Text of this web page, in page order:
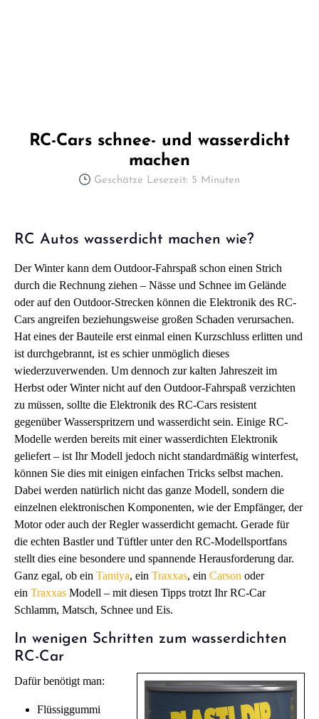
RC-Cars schnee- und wasserdicht
machen
Geschätze Lesezeit: 5 Minuten
RC Autos wasserdicht machen wie?
Der Winter kann dem Outdoor-Fahrspaß schon einen Strich
durch die Rechnung ziehen – Nässe und Schnee im Gelände
oder auf den Outdoor-Strecken können die Elektronik des RC-
Cars angreifen beziehungsweise großen Schaden verursachen.
Hat eines der Bauteile erst einmal einen Kurzschluss erlitten und
ist durchgebrannt, ist es schier unmöglich dieses
wiederzuverwenden. Um dennoch zur kalten Jahreszeit im
Herbst oder Winter nicht auf den Outdoor-Fahrspaß verzichten
zu müssen, sollte die Elektronik des RC-Cars resistent
gegenüber Wasserspritzern und wasserdicht sein. Einige RC-
Modelle werden bereits mit einer wasserdichten Elektronik
geliefert – ist Ihr Modell jedoch nicht standardmäßig winterfest,
können Sie dies mit einigen einfachen Tricks selbst machen.
Dabei werden natürlich nicht das ganze Modell, sondern die
einzelnen elektronischen Komponenten, wie der Empfänger, der
Motor oder auch der Regler wasserdicht gemacht. Gerade für
die echten Bastler und Tüftler unter den RC-Modellsportfans
stellt dies eine besondere und spannende Herausforderung dar.
Ganz egal, ob ein Tamiya, ein Traxxas, ein Carson oder
ein Traxxas Modell – mit diesen Tipps trotzt Ihr RC-Car
Schlamm, Matsch, Schnee und Eis.
In wenigen Schritten zum wasserdichten
RC-Car
Dafür benötigt man:
Flüssiggummi